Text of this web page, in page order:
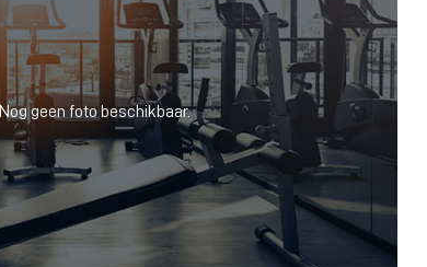
Nog geen foto beschikbaar.